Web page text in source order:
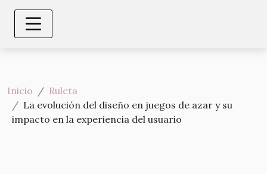
Inicio
Ruleta
La evolución del diseño en juegos de azar y su
impacto en la experiencia del usuario